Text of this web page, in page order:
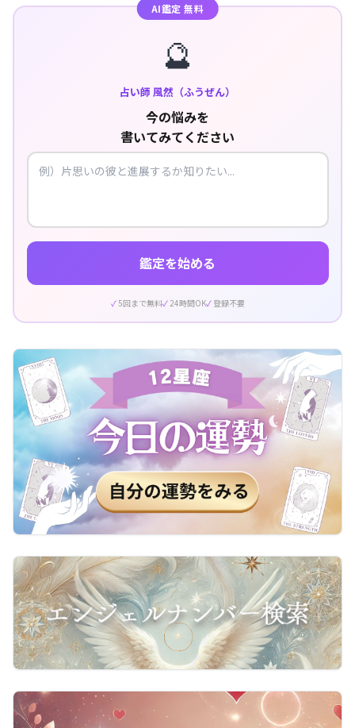
AI鑑定 無料
🔮
占い師 風然（ふうぜん）
今の悩みを
書いてみてください
鑑定を始める
5回まで無料 24時間OK 登録不要